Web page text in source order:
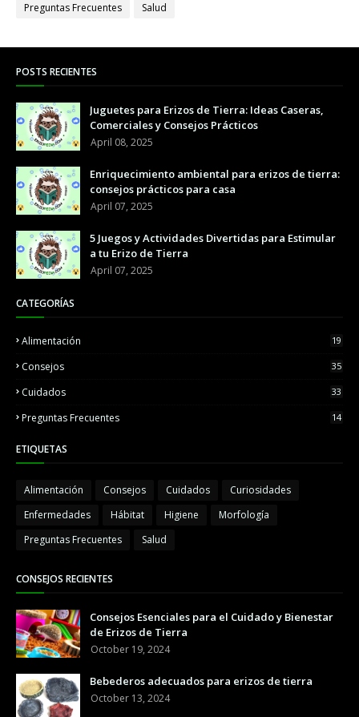
Preguntas Frecuentes
Salud
POSTS RECIENTES
Juguetes para Erizos de Tierra: Ideas Caseras,
Comerciales y Consejos Prácticos
April 08, 2025
Enriquecimiento ambiental para erizos de tierra:
consejos prácticos para casa
April 07, 2025
5 Juegos y Actividades Divertidas para Estimular
a tu Erizo de Tierra
April 07, 2025
CATEGORÍAS
Alimentación 19
Consejos 35
Cuidados 33
Preguntas Frecuentes 14
ETIQUETAS
Alimentación Consejos Cuidados
Curiosidades
Enfermedades
Hábitat Higiene
Morfología
Preguntas Frecuentes
Salud
CONSEJOS RECIENTES
Consejos Esenciales para el Cuidado y Bienestar
de Erizos de Tierra
October 19, 2024
Bebederos adecuados para erizos de tierra
October 13, 2024